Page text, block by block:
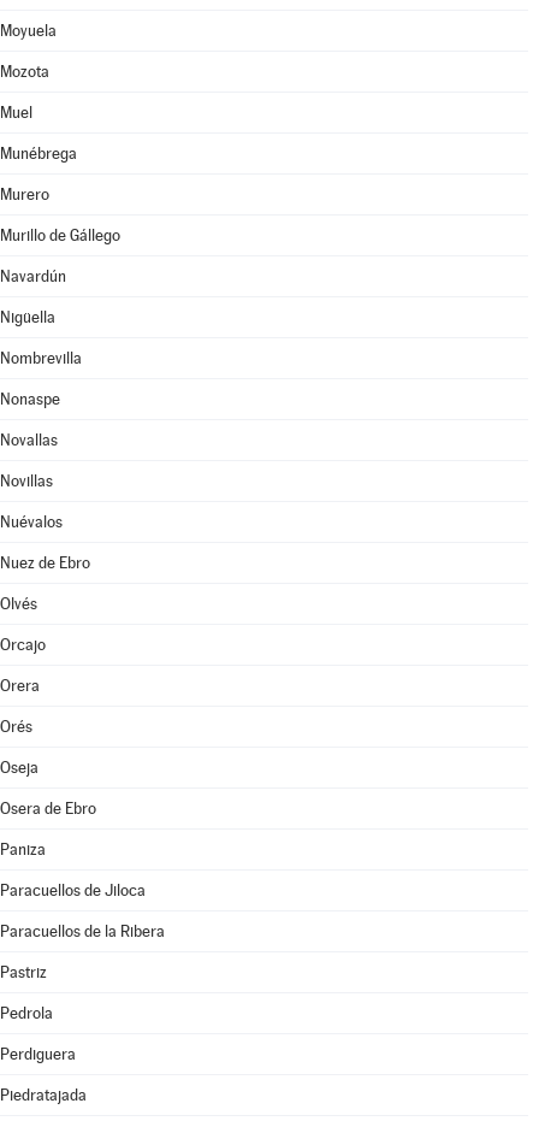
Moyuela
Mozota
Muel
Munébrega
Murero
Murillo de Gállego
Navardún
Nigüella
Nombrevilla
Nonaspe
Novallas
Novillas
Nuévalos
Nuez de Ebro
Olvés
Orcajo
Orera
Orés
Oseja
Osera de Ebro
Paniza
Paracuellos de Jiloca
Paracuellos de la Ribera
Pastriz
Pedrola
Perdiguera
Piedratajada